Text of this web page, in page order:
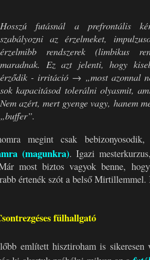
Hosszú futásnál a prefrontális
szabályozni az érzelmeket,
érzelmibb rendszerek (limbikus
maradnak. Ez azt jelenti, hogy
érződik - irritáció → „most azonnal
sok kapacitásod tolerálni olyasmit,
Nem azért, mert gyenge vagy, hanem
„buffer”.
megint csak
(magunkra). Igazi
most biztos vagyok benne,
értenék szót a belső
fülhallgató
említett hisztiroham is sikeresen